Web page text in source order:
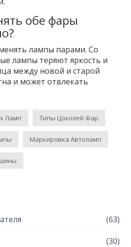
обе фары
лампы парами. Со
лампы теряют яркость и
между новой и старой
и может отвлекать
Ламп Типы Цоколей Фар
Маркировка Автоламп
(63)
(30)